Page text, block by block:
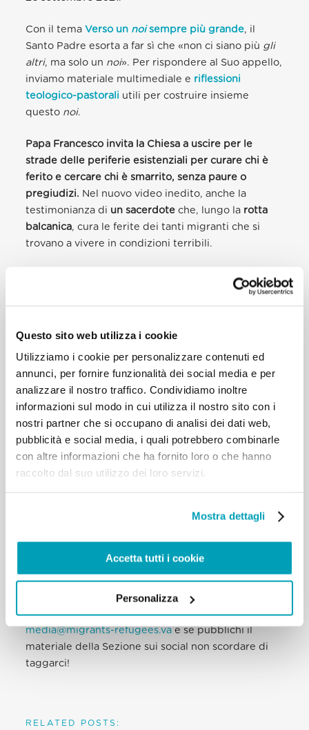
Questo sito web utilizza i cookie
Utilizziamo i cookie per personalizzare contenuti ed
annunci, per fornire funzionalità dei social media e per
analizzare il nostro traffico. Condividiamo inoltre
informazioni sul modo in cui utilizza il nostro sito con i
nostri partner che si occupano di analisi dei dati web,
pubblicità e social media, i quali potrebbero combinarle
con altre informazioni che ha fornito loro o che hanno
raccolto dal suo utilizzo dei loro servizi.
Mostra dettagli
Accetta tutti i cookie
Personalizza
Con il tema Verso un noisempre più grande, il
Santo Padre esorta a far sì che «non ci siano più gli
altri, ma solo un noi». Per rispondere al Suo appello,
inviamo materiale multimediale e riflessioni
teologico-pastorali utili per costruire insieme
questo noi.
Papa Francesco invita la Chiesa a uscire per le
strade delle periferie esistenziali per curare chi è
ferito e cercare chi è smarrito, senza paure o
pregiudizi. Nel nuovo video inedito, anche la
testimonianza di un sacerdote che, lungo la rotta
balcanica, cura le ferite dei tanti migranti che si
trovano a vivere in condizioni terribili.
DE – EN –ES – –IT –
testimonianze scritte o multimediali, video e
fotografie che mostrino l’impegno condiviso nella
pastorale con i più vulnerabili “verso un
più grande”. Si può inviare il tutto a
media@migrants-refugees.vae se pubblichi il
materiale della Sezione sui social non scordare di
taggarci!
RELATED POSTS: